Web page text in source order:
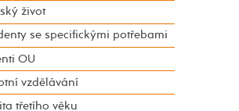
život
se specifickými potřebami
OU
vzdělávání
třetího věku